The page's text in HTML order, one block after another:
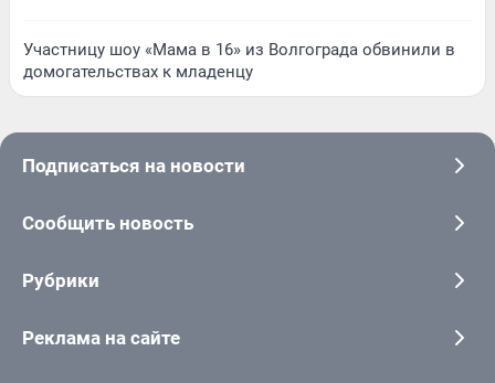
Участницу шоу «Мама в 16» из Волгограда обвинили в
домогательствах к младенцу
Подписаться на новости
Сообщить новость
Рубрики
Реклама на сайте